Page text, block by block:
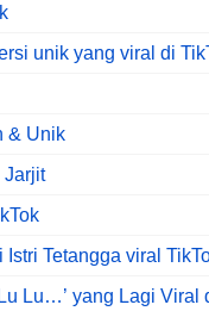
unik yang viral di
& Unik
Jarjit
Tetangga viral
Lu…’ yang Lagi Viral